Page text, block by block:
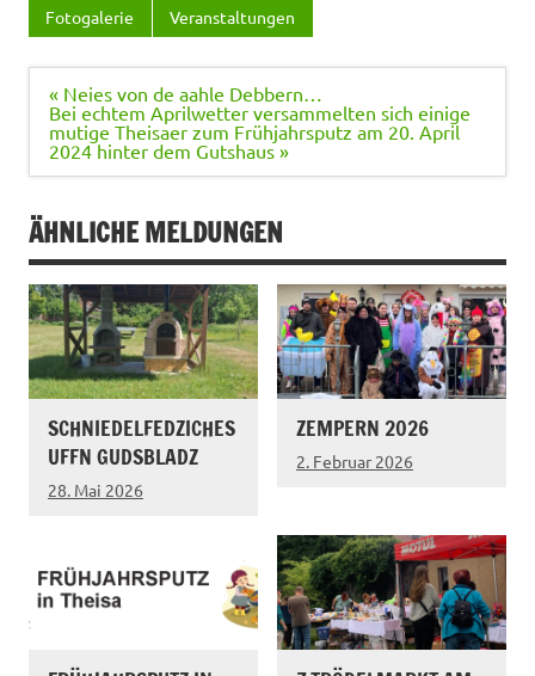
Fotogalerie Veranstaltungen
Beitragsnavigation
« Neies von de aahle Debbern…
Bei echtem Aprilwetter versammelten sich einige
mutige Theisaer zum Frühjahrsputz am 20. April
2024 hinter dem Gutshaus »
ÄHNLICHE MELDUNGEN
SCHNIEDELFEDZICHES
UFFN GUDSBLADZ
28. Mai 2026
ZEMPERN 2026
2. Februar 2026